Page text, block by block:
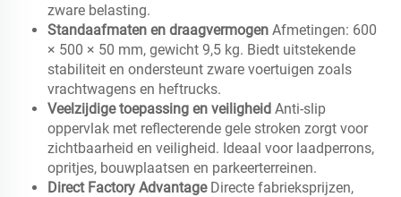
zware belasting.
Standaafmaten en draagvermogen Afmetingen: 600
× 500 × 50 mm, gewicht 9,5 kg. Biedt uitstekende
stabiliteit en ondersteunt zware voertuigen zoals
vrachtwagens en heftrucks.
Veelzijdige toepassing en veiligheid Anti-slip
oppervlak met reflecterende gele stroken zorgt voor
zichtbaarheid en veiligheid. Ideaal voor laadperrons,
opritjes, bouwplaatsen en parkeerterreinen.
Direct Factory Advantage Directe fabrieksprijzen,